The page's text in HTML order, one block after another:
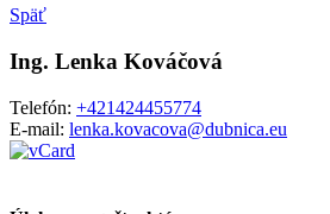
Späť
Ing. Lenka Kováčová
Telefón: +421424455774
E-mail: lenka.kovacova@dubnica.eu